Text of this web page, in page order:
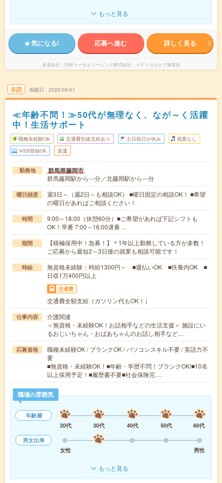
もっと見る
気になる! 応募へ進む 詳しく見る
派遣会社 日研トータルソーシング株式会社 メディカルケア事業部
未読 掲載日 2026/08/01
≪年齢不問！≫50代が無理なく、なが～く活躍
中！生活サポート
職種未経験OK 交通費別途支給あり 土日祝日が休み 残業なし
WEB登録OK 派遣
勤務地 群馬県藤岡市
群馬藤岡駅から---分／北藤岡駅から---分
曜日頻度
週3日～（週2日～も相談OK） ■曜日固定の相談OK！ ■希望
の曜日があればご相談ください！
時間
9:00～18:00（休憩60分）■ご希望があれば下記シフトも
OK！早番 7:00～16:00遅番 …
期間
【積極採用中！急募！】＊1年以上勤務している方が多数！
ご応募から最短2～3日後の就業も相談可能です！
時給
無資格未経験：時給1300円～ ■週払いOK ■扶養内OK ■
日収1万400円以上
交通費
交通費全額支給（ガソリン代もOK！）
仕事内容
介護関連
＜無資格・未経験OK！お話相手などの生活支援＞ 施設にい
るおじいちゃん・おばあちゃんのお話し相手など…
応募資格
職種未経験OK / ブランクOK / パソコンスキル不要 / 英語力不
要
■無資格・未経験OK！■年齢・学歴不問！ブランクOK!■10名
以上採用予定！■履歴書不要■社会保険完…
職場の雰囲気
年齢層
20代
30代 40代 50代
60代
男女比率
女性
男性
もっと見る